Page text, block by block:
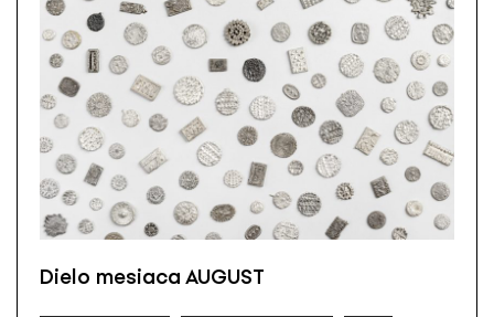
Dielo mesiaca AUGUST